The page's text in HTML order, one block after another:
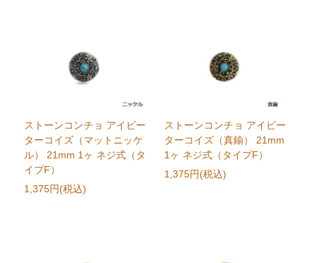
ストーンコンチョ アイビー
ターコイズ（マットニッケ
ル） 21mm 1ヶ ネジ式（タ
イプF）
1,375円(税込)
ストーンコンチョ アイビー
ターコイズ（真鍮） 21mm
1ヶ ネジ式（タイプF）
1,375円(税込)